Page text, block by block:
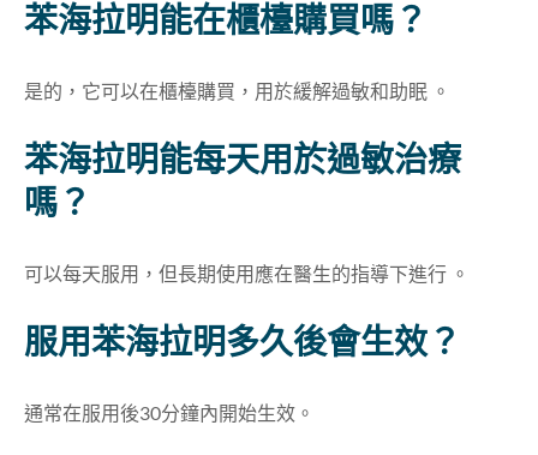
苯海拉明能在櫃檯購買嗎？
是的，它可以在櫃檯購買，用於緩解過敏和助眠 。
苯海拉明能每天用於過敏治療
嗎？
可以每天服用，但長期使用應在醫生的指導下進行 。
服用苯海拉明多久後會生效？
通常在服用後30分鐘內開始生效。